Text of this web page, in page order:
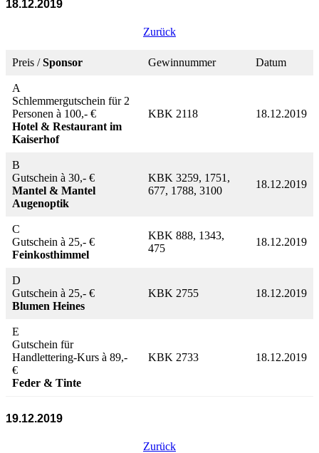
18.12.2019
Zurück
Preis /Sponsor Gewinnummer Datum
A
Schlemmergutschein für 2
Personen à 100,- €
Hotel & Restaurant im
Kaiserhof
KBK 2118 18.12.2019
B
Gutschein à 30,- €
Mantel & Mantel
Augenoptik
KBK 3259, 1751,
677, 1788, 3100
18.12.2019
C
Gutschein à 25,- €
Feinkosthimmel
KBK 888, 1343,
475
18.12.2019
D
Gutschein à 25,- €
Blumen Heines
KBK 2755 18.12.2019
E
Gutschein für
Handlettering-Kurs à 89,-
€
Feder & Tinte
KBK 2733 18.12.2019
19.12.2019
Zurück